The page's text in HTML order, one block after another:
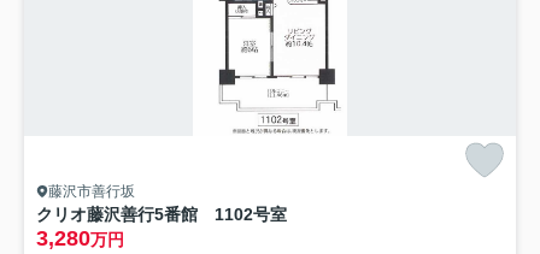
藤沢市善行坂
クリオ藤沢善行5番館 1102号室
3,280万円